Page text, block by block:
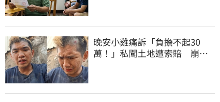
晚安小雞痛訴「負擔不起30
萬！」私闖土地遭索賠 崩